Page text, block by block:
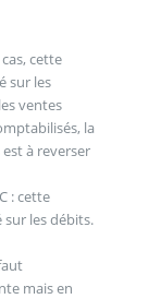
cette
sur les
ventes
la
à reverser
: cette
les débits.
mais en